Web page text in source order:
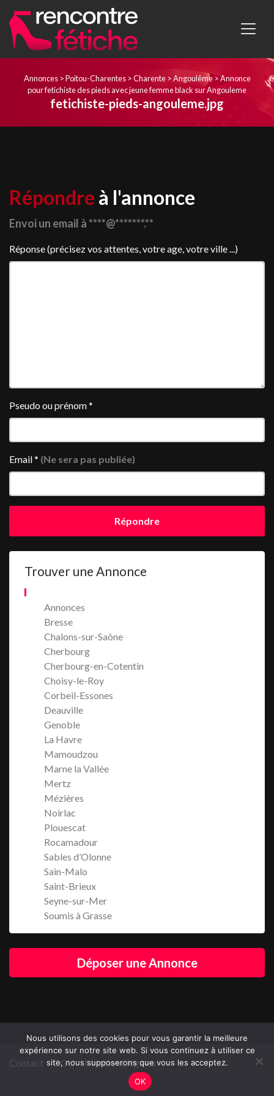
Annonces>Poitou-Charentes>Charente>Angoulême>Annonce
pour fetichiste des pieds avec jeune femme black sur Angouleme
fetichiste-pieds-angouleme.jpg
Répondre à l'annonce
Envoi un email à ****@*******.**
Réponse (précisez vos attentes, votre age, votre ville ...)
Pseudo ou prénom*
Email* (Ne sera pas publiée)
Répondre
Trouver une Annonce
Annonces
Bresse
Chalons-sur-Saône
Cherbourg
Cherbourg-en-Cotentin
Choisy-le-Roy
Corbeil-Essones
Deauville
Genoble
La Havre
Mamoudzou
Marne la Vallée
Mertz
Mézières
Noirlac
Plouescat
Rocamadour
Sables d’Olonne
Sain-Malo
Saint-Brieux
Seyne-sur-Mer
Soumis à Grasse
Déposer une Annonce
Contact CGU Mentions légales
Nous utilisons des cookies pour vous garantir la meilleure
expérience sur notre site web. Si vous continuez à utiliser ce
site, nous supposerons que vous les acceptez.
OK